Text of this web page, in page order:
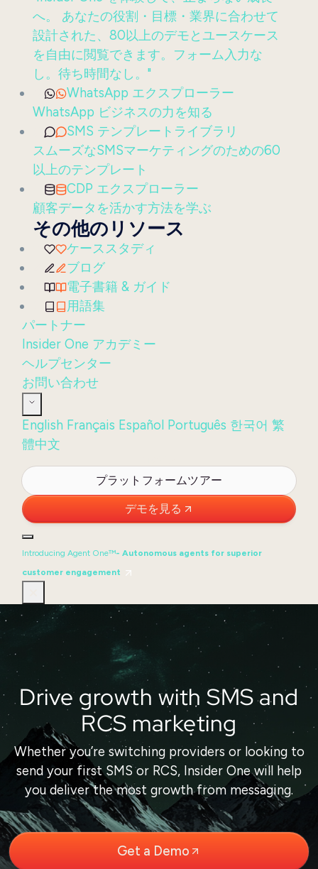
へ。 あなたの役割・目標・業界に合わせて
設計された、80以上のデモとユースケース
を自由に閲覧できます。フォーム入力な
し。待ち時間なし。"
WhatsApp エクスプローラー
WhatsApp ビジネスの力を知る
SMS テンプレートライブラリ
スムーズなSMSマーケティングのための60
以上のテンプレート
CDP エクスプローラー
顧客データを活かす方法を学ぶ
その他のリソース
ケーススタディ
ブログ
電子書籍 & ガイド
用語集
パートナー
Insider One アカデミー
ヘルプセンター
お問い合わせ
English Français Español Português 한국어 繁
體中文
プラットフォームツアー
デモを見る
Introducing Agent One™- Autonomous agents for superior
customer engagement
Drive growth with SMS and
RCS marketing
Whether you’re switching providers or looking to
send your first SMS or RCS, Insider One will help
you deliver the most growth from messaging.
Get a Demo